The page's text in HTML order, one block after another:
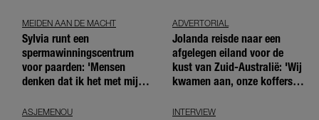
MEIDEN AAN DE MACHT
Sylvia runt een
spermawinningscentrum
voor paarden: 'Mensen
denken dat ik het met mijn
ADVERTORIAL
Jolanda reisde naar een
afgelegen eiland voor de
kust van Zuid-Australië: 'Wij
kwamen aan, onze koffers
ASJEMENOU INTERVIEW